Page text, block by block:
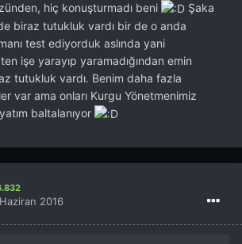
hiç konuşturmadı beni
Şaka
biraz tutukluk vardı bir de o anda
test ediyorduk aslında yani
işe yarayıp yaramadığından emin
tutukluk vardı. Benim daha fazla
var ama onları Kurgu Yönetmenimiz
baltalanıyor
2016